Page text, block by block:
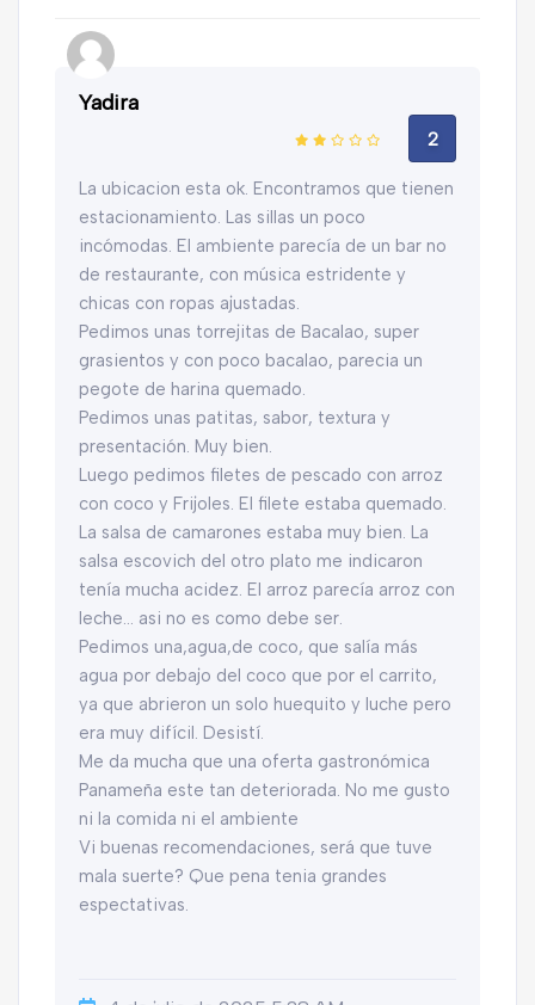
Yadira
2
La ubicacion esta ok. Encontramos que tienen
estacionamiento. Las sillas un poco
incómodas. El ambiente parecía de un bar no
de restaurante, con música estridente y
chicas con ropas ajustadas.
Pedimos unas torrejitas de Bacalao, super
grasientos y con poco bacalao, parecia un
pegote de harina quemado.
Pedimos unas patitas, sabor, textura y
presentación. Muy bien.
Luego pedimos filetes de pescado con arroz
con coco y Frijoles. El filete estaba quemado.
La salsa de camarones estaba muy bien. La
salsa escovich del otro plato me indicaron
tenía mucha acidez. El arroz parecía arroz con
leche… asi no es como debe ser.
Pedimos una,agua,de coco, que salía más
agua por debajo del coco que por el carrito,
ya que abrieron un solo huequito y luche pero
era muy difícil. Desistí.
Me da mucha que una oferta gastronómica
Panameña este tan deteriorada. No me gusto
ni la comida ni el ambiente
Vi buenas recomendaciones, será que tuve
mala suerte? Que pena tenia grandes
espectativas.